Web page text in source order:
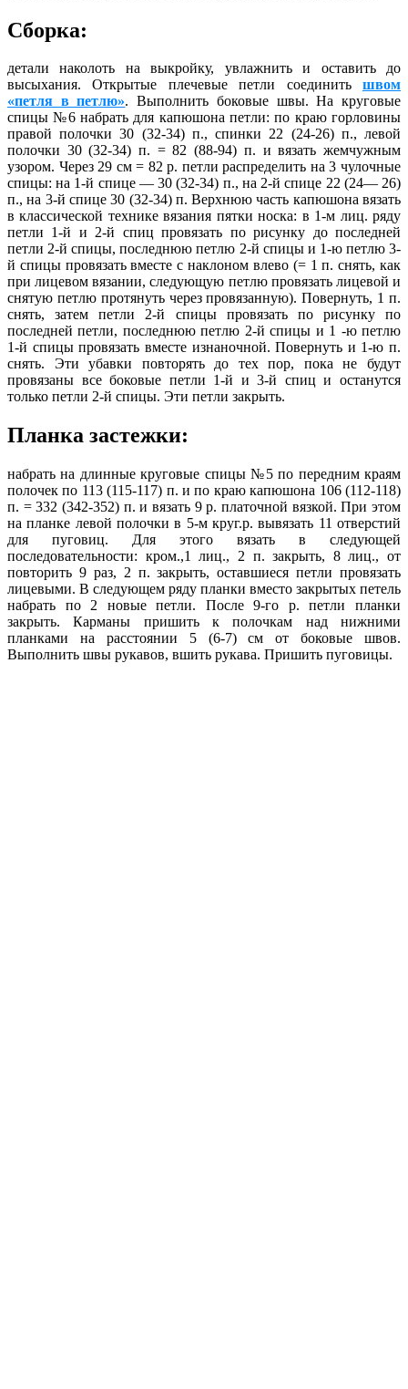
Сборка:
детали наколоть на выкройку, увлажнить и оставить до
высыхания. Открытые плечевые петли соединить швом
«петля в петлю». Выполнить боковые швы. На круговые
спицы №6 набрать для капюшона петли: по краю горловины
правой полочки 30 (32-34) п., спинки 22 (24-26) п., левой
полочки 30 (32-34) п. = 82 (88-94) п. и вязать жемчужным
узором. Через 29 см = 82 р. петли распределить на 3 чулочные
спицы: на 1-й спице — 30 (32-34) п., на 2-й спице 22 (24— 26)
п., на 3-й спице 30 (32-34) п. Верхнюю часть капюшона вязать
в классической технике вязания пятки носка: в 1-м лиц. ряду
петли 1-й и 2-й спиц провязать по рисунку до последней
петли 2-й спицы, последнюю петлю 2-й спицы и 1-ю петлю 3-
й спицы провязать вместе с наклоном влево (= 1 п. снять, как
при лицевом вязании, следующую петлю провязать лицевой и
снятую петлю протянуть через провязанную). Повернуть, 1 п.
снять, затем петли 2-й спицы провязать по рисунку по
последней петли, последнюю петлю 2-й спицы и 1 -ю петлю
1-й спицы провязать вместе изнаночной. Повернуть и 1-ю п.
снять. Эти убавки повторять до тех пор, пока не будут
провязаны все боковые петли 1-й и 3-й спиц и останутся
только петли 2-й спицы. Эти петли закрыть.
Планка застежки:
набрать на длинные круговые спицы №5 по передним краям
полочек по 113 (115-117) п. и по краю капюшона 106 (112-118)
п. = 332 (342-352) п. и вязать 9 р. платочной вязкой. При этом
на планке левой полочки в 5-м круг.р. вывязать 11 отверстий
для пуговиц. Для этого вязать в следующей
последовательности: кром.,1 лиц., 2 п. закрыть, 8 лиц., от
повторить 9 раз, 2 п. закрыть, оставшиеся петли провязать
лицевыми. В следующем ряду планки вместо закрытых петель
набрать по 2 новые петли. После 9-го р. петли планки
закрыть. Карманы пришить к полочкам над нижними
планками на расстоянии 5 (6-7) см от боковые швов.
Выполнить швы рукавов, вшить рукава. Пришить пуговицы.